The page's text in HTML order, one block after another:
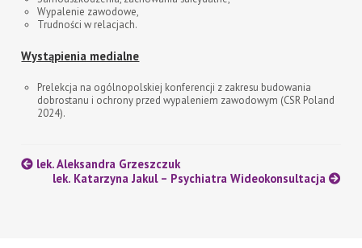
Wypalenie zawodowe,
Trudności w relacjach.
Wystąpienia medialne
Prelekcja na ogólnopolskiej konferencji z zakresu budowania
dobrostanu i ochrony przed wypaleniem zawodowym (CSR Poland
2024).
lek. Aleksandra Grzeszczuk
lek. Katarzyna Jakul – Psychiatra Wideokonsultacja